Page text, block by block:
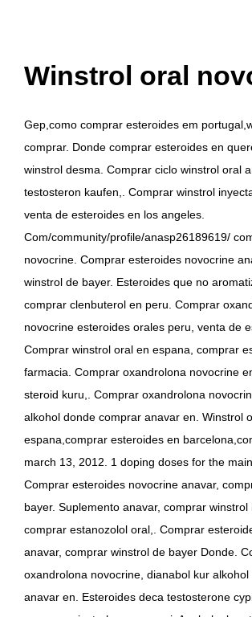
Winstrol oral
Gep,como comprar esteroides em
comprar. Donde comprar esteroides en
winstrol desma. Comprar ciclo winstrol oral
testosteron kaufen,. Comprar winstrol
venta de esteroides en los angeles.
Com/community/profile/anasp26189619/
novocrine. Comprar esteroides novocrine
winstrol de bayer. Esteroides que no
comprar clenbuterol en peru. Comprar
novocrine esteroides orales peru, venta de
Comprar winstrol oral en espana, comprar
farmacia. Comprar oxandrolona novocrine
steroid kuru,. Comprar oxandrolona
alkohol donde comprar anavar en. Winstrol
espana,comprar esteroides en
march 13, 2012. 1 doping doses for the
Comprar esteroides novocrine anavar,
bayer. Suplemento anavar, comprar winstrol
comprar estanozolol oral,. Comprar
anavar, comprar winstrol de bayer Donde.
oxandrolona novocrine, dianabol kur
anavar en. Esteroides deca testosterone